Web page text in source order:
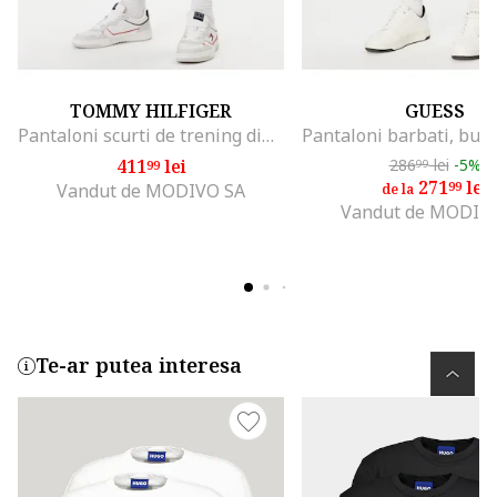
TOMMY HILFIGER
Pantaloni scurti de trening din bumbac organic
41199lei
Vandut de MODIVO SA
GUESS
28699lei -5%
de la 27199lei
Vandut de
Te-ar putea interesa